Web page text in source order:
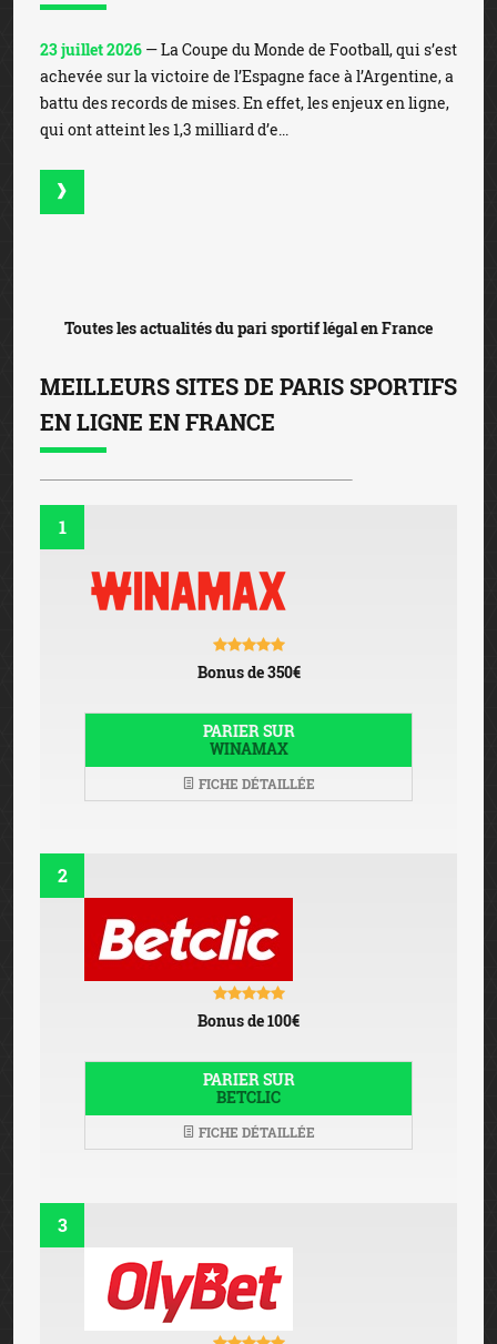
23 juillet 2026 — La Coupe du Monde de Football, qui s’est
achevée sur la victoire de l’Espagne face à l’Argentine, a
battu des records de mises. En effet, les enjeux en ligne,
qui ont atteint les 1,3 milliard d’e...
Toutes les actualités du pari sportif légal en France
MEILLEURS SITES DE PARIS SPORTIFS
EN LIGNE EN FRANCE
1
Bonus de 350€
PARIER SUR
WINAMAX
FICHE DÉTAILLÉE
2
Bonus de 100€
PARIER SUR
BETCLIC
FICHE DÉTAILLÉE
3